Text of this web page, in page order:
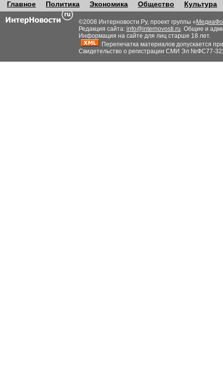
Главное Политика Экономика Общество Культура
©2008 Интерновости.Ру, проект группы «
Редакция сайта: info@internovosti.ru. Общие и
Информация на сайте для лиц старше 18 лет.
Перепечатка материалов допускается
Свидетельство о регистрации СМИ Эл №ФС77-